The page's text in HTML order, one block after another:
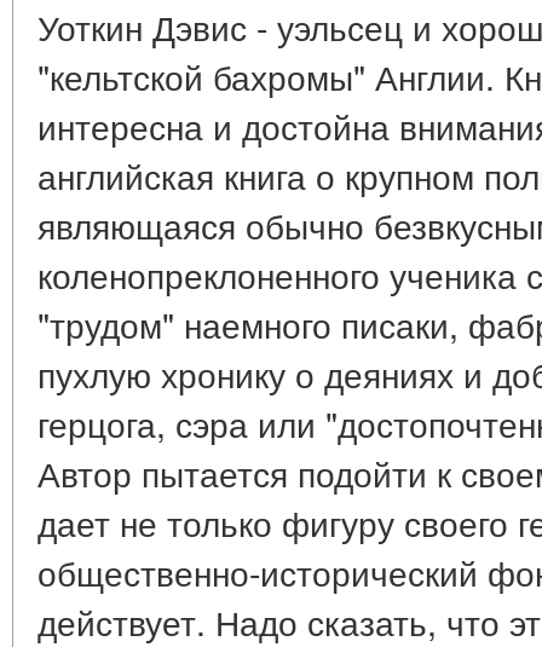
Уоткин Дэвис - уэльсец и
"кельтской бахромы" Англии.
интересна и достойна
английская книга о крупном
являющаяся обычно
коленопреклоненного
"трудом" наемного писаки,
пухлую хронику о деяниях и
герцога, сэра или
Автор пытается подойти к
дает не только фигуру своего
общественно-исторический
действует. Надо сказать, что